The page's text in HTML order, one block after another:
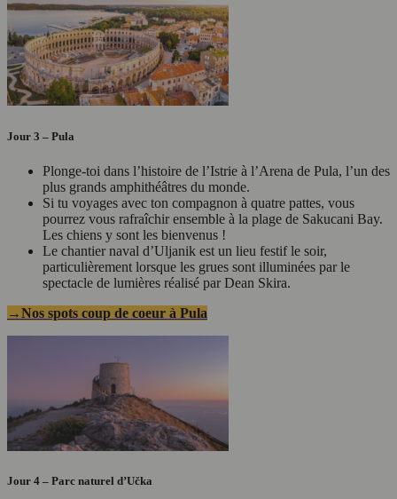
Jour 3 – Pula
Plonge-toi dans l’histoire de l’Istrie à l’Arena de Pula, l’un des
plus grands amphithéâtres du monde.
Si tu voyages avec ton compagnon à quatre pattes, vous
pourrez vous rafraîchir ensemble à la plage de Sakucani Bay.
Les chiens y sont les bienvenus !
Le chantier naval d’Uljanik est un lieu festif le soir,
particulièrement lorsque les grues sont illuminées par le
spectacle de lumières réalisé par Dean Skira.
→Nos spots coup de coeur à Pula
Jour 4 – Parc naturel d’Učka